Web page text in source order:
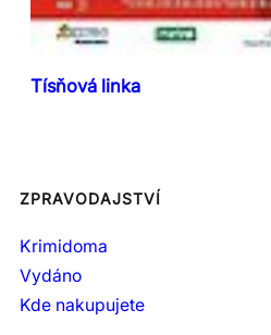
Tísňová linka
ZPRAVODAJSTVÍ
Krimidoma
Vydáno
Kde nakupujete